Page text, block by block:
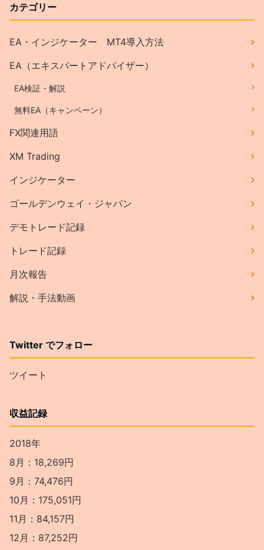
カテゴリー
EA・インジケーター MT4導入方法
EA（エキスパートアドバイザー）
EA検証・解説
無料EA（キャンペーン）
FX関連用語
XM Trading
インジケーター
ゴールデンウェイ・ジャパン
デモトレード記録
トレード記録
月次報告
解説・手法動画
Twitter でフォロー
ツイート
収益記録
2018年
8月：18,269円
9月：74,476円
10月：175,051円
11月：84,157円
12月：87,252円